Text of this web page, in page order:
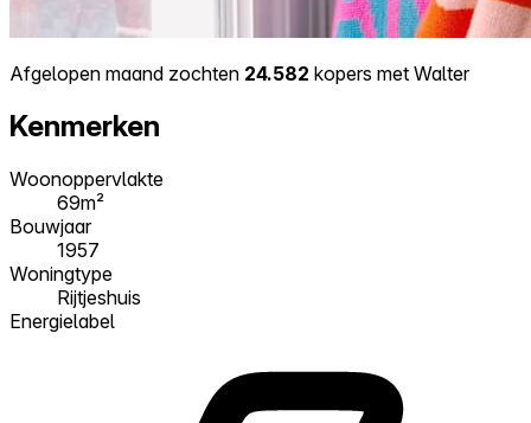
Afgelopen maand zochten 24.582 kopers met Walter
Kenmerken
Woonoppervlakte
69m²
Bouwjaar
1957
Woningtype
Rijtjeshuis
Energielabel